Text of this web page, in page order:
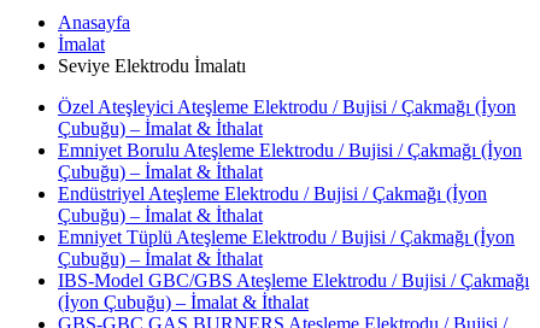
Anasayfa
İmalat
Seviye Elektrodu İmalatı
Özel Ateşleyici Ateşleme Elektrodu / Bujisi / Çakmağı (İyon
Çubuğu) – İmalat & İthalat
Emniyet Borulu Ateşleme Elektrodu / Bujisi / Çakmağı (İyon
Çubuğu) – İmalat & İthalat
Endüstriyel Ateşleme Elektrodu / Bujisi / Çakmağı (İyon
Çubuğu) – İmalat & İthalat
Emniyet Tüplü Ateşleme Elektrodu / Bujisi / Çakmağı (İyon
Çubuğu) – İmalat & İthalat
IBS-Model GBC/GBS Ateşleme Elektrodu / Bujisi / Çakmağı
(İyon Çubuğu) – İmalat & İthalat
GBS-GBC GAS BURNERS Ateşleme Elektrodu / Bujisi /